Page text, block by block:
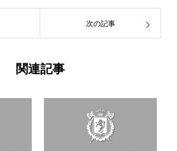
次の記事
関連記事